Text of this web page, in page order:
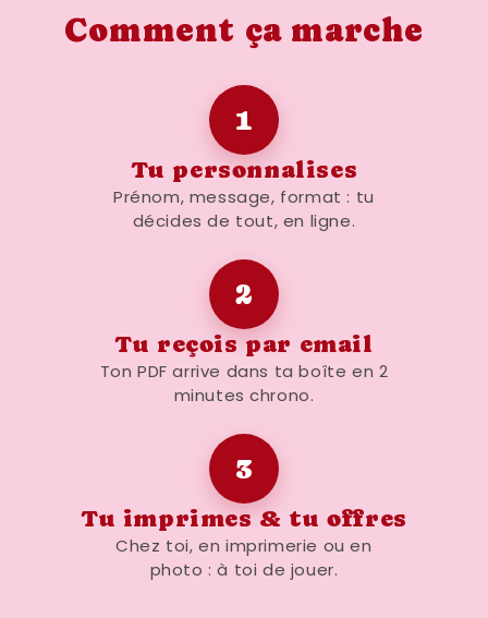
Comment ça marche
1
Tu personnalises
Prénom, message, format : tu
décides de tout, en ligne.
2
Tu reçois par email
Ton PDF arrive dans ta boîte en 2
minutes chrono.
3
Tu imprimes & tu offres
Chez toi, en imprimerie ou en
photo : à toi de jouer.